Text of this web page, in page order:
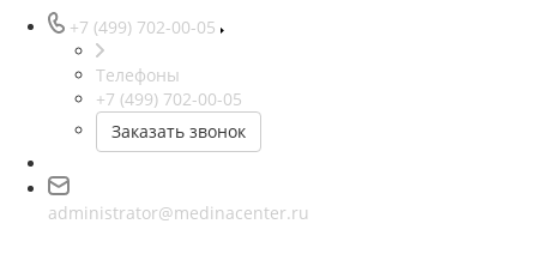
+7 (499) 702-00-05
Телефоны
+7 (499) 702-00-05
Заказать звонок
administrator@medinacenter.ru